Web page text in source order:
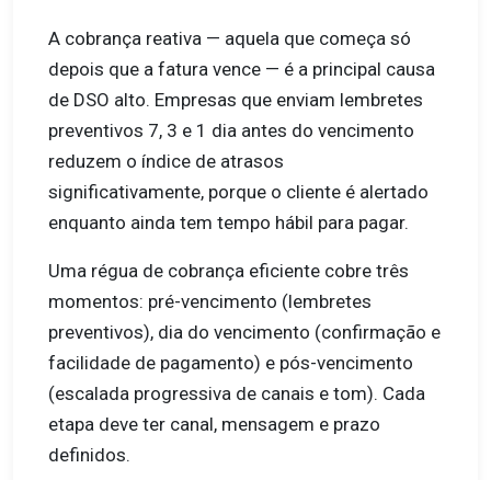
A cobrança reativa — aquela que começa só
depois que a fatura vence — é a principal causa
de DSO alto. Empresas que enviam lembretes
preventivos 7, 3 e 1 dia antes do vencimento
reduzem o índice de atrasos
significativamente, porque o cliente é alertado
enquanto ainda tem tempo hábil para pagar.
Uma régua de cobrança eficiente cobre três
momentos: pré-vencimento (lembretes
preventivos), dia do vencimento (confirmação e
facilidade de pagamento) e pós-vencimento
(escalada progressiva de canais e tom). Cada
etapa deve ter canal, mensagem e prazo
definidos.